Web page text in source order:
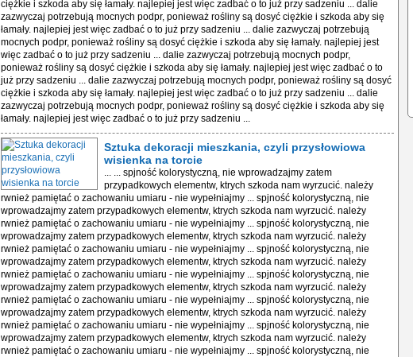
ciężkie i szkoda aby się łamały. najlepiej jest więc zadbać o to już przy sadzeniu ... dalie
zazwyczaj potrzebują mocnych podpr, ponieważ rośliny są dosyć ciężkie i szkoda aby się
łamały. najlepiej jest więc zadbać o to już przy sadzeniu ... dalie zazwyczaj potrzebują
mocnych podpr, ponieważ rośliny są dosyć ciężkie i szkoda aby się łamały. najlepiej jest
więc zadbać o to już przy sadzeniu ... dalie zazwyczaj potrzebują mocnych podpr,
ponieważ rośliny są dosyć ciężkie i szkoda aby się łamały. najlepiej jest więc zadbać o to
już przy sadzeniu ... dalie zazwyczaj potrzebują mocnych podpr, ponieważ rośliny są dosyć
ciężkie i szkoda aby się łamały. najlepiej jest więc zadbać o to już przy sadzeniu ... dalie
zazwyczaj potrzebują mocnych podpr, ponieważ rośliny są dosyć ciężkie i szkoda aby się
łamały. najlepiej jest więc zadbać o to już przy sadzeniu ...
Sztuka dekoracji mieszkania, czyli przysłowiowa
wisienka na torcie
... ... spjność kolorystyczną, nie wprowadzajmy zatem
przypadkowych elementw, ktrych szkoda nam wyrzucić. należy
rwnież pamiętać o zachowaniu umiaru - nie wypełniajmy ... spjność kolorystyczną, nie
wprowadzajmy zatem przypadkowych elementw, ktrych szkoda nam wyrzucić. należy
rwnież pamiętać o zachowaniu umiaru - nie wypełniajmy ... spjność kolorystyczną, nie
wprowadzajmy zatem przypadkowych elementw, ktrych szkoda nam wyrzucić. należy
rwnież pamiętać o zachowaniu umiaru - nie wypełniajmy ... spjność kolorystyczną, nie
wprowadzajmy zatem przypadkowych elementw, ktrych szkoda nam wyrzucić. należy
rwnież pamiętać o zachowaniu umiaru - nie wypełniajmy ... spjność kolorystyczną, nie
wprowadzajmy zatem przypadkowych elementw, ktrych szkoda nam wyrzucić. należy
rwnież pamiętać o zachowaniu umiaru - nie wypełniajmy ... spjność kolorystyczną, nie
wprowadzajmy zatem przypadkowych elementw, ktrych szkoda nam wyrzucić. należy
rwnież pamiętać o zachowaniu umiaru - nie wypełniajmy ... spjność kolorystyczną, nie
wprowadzajmy zatem przypadkowych elementw, ktrych szkoda nam wyrzucić. należy
rwnież pamiętać o zachowaniu umiaru - nie wypełniajmy ... spjność kolorystyczną, nie